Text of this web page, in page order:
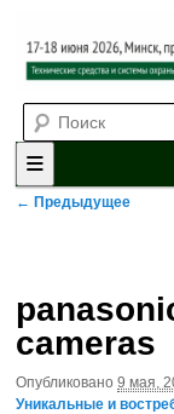
XII
форум
систем охраны,
20
Главное меню
Перейти к
Перейти к
Навигация по
← Предыдущее
cameras
Опубликовано 9 мая,
Уникальные и